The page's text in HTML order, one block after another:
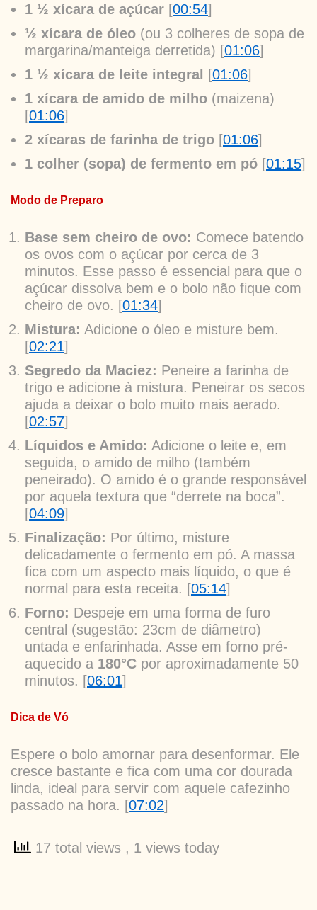
1 ½ xícara de açúcar [00:54]
½ xícara de óleo (ou 3 colheres de sopa de
margarina/manteiga derretida) [01:06]
1 ½ xícara de leite integral [01:06]
1 xícara de amido de milho (maizena)
[01:06]
2 xícaras de farinha de trigo [01:06]
1 colher (sopa) de fermento em pó [01:15]
Modo de Preparo
Base sem cheiro de ovo: Comece batendo
os ovos com o açúcar por cerca de 3
minutos. Esse passo é essencial para que o
açúcar dissolva bem e o bolo não fique com
cheiro de ovo. [01:34]
Mistura: Adicione o óleo e misture bem.
[02:21]
Segredo da Maciez: Peneire a farinha de
trigo e adicione à mistura. Peneirar os secos
ajuda a deixar o bolo muito mais aerado.
[02:57]
Líquidos e Amido: Adicione o leite e, em
seguida, o amido de milho (também
peneirado). O amido é o grande responsável
por aquela textura que “derrete na boca”.
[04:09]
Finalização: Por último, misture
delicadamente o fermento em pó. A massa
fica com um aspecto mais líquido, o que é
normal para esta receita. [05:14]
Forno: Despeje em uma forma de furo
central (sugestão: 23cm de diâmetro)
untada e enfarinhada. Asse em forno pré-
aquecido a 180°C por aproximadamente 50
minutos. [06:01]
Dica de Vó
Espere o bolo amornar para desenformar. Ele
cresce bastante e fica com uma cor dourada
linda, ideal para servir com aquele cafezinho
passado na hora. [07:02]
17 total views , 1 views today